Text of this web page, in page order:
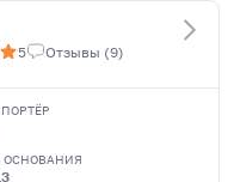
5 Отзывы (9)
ОСНОВАНИЯ